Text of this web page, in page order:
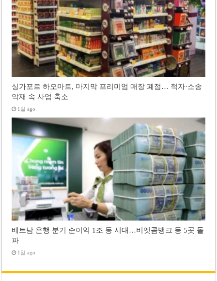
싱가포르 하오마트, 마지막 프리미엄 매장 폐점… 적자·소송
악재 속 사업 축소
1일 ago
베트남 은행 분기 순이익 1조 동 시대…비엣콤뱅크 등 5곳 돌
파
1일 ago